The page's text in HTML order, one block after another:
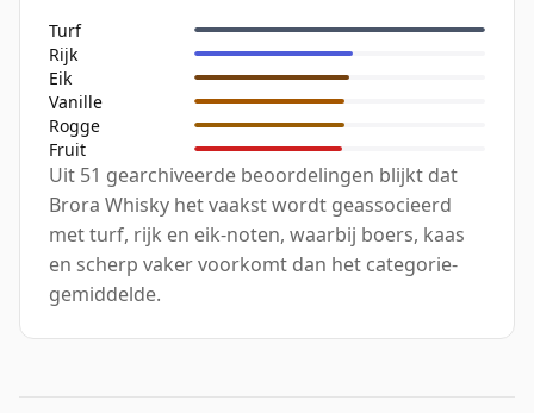
Turf
Rijk
Eik
Vanille
Rogge
Fruit
Uit 51 gearchiveerde beoordelingen blijkt dat
Brora Whisky het vaakst wordt geassocieerd
met turf, rijk en eik-noten, waarbij boers, kaas
en scherp vaker voorkomt dan het categorie-
gemiddelde.